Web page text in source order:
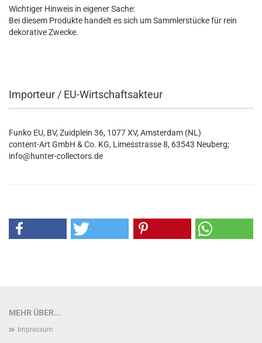
Wichtiger Hinweis in eigener Sache:
Bei diesem Produkte handelt es sich um Sammlerstücke für rein
dekorative Zwecke.
Importeur / EU-Wirtschaftsakteur
Funko EU, BV, Zuidplein 36, 1077 XV, Amsterdam (NL)
content-Art GmbH & Co. KG, Limesstrasse 8, 63543 Neuberg;
info@hunter-collectors.de
MEHR ÜBER...
Impressum